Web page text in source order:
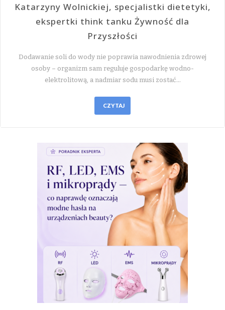
Katarzyny Wolnickiej, specjalistki dietetyki,
ekspertki think tanku Żywność dla
Przyszłości
Dodawanie soli do wody nie poprawia nawodnienia zdrowej
osoby – organizm sam reguluje gospodarkę wodno-
elektrolitową, a nadmiar sodu musi zostać…
CZYTAJ